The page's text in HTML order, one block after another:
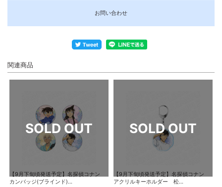
お問い合わせ
関連商品
【9月下旬頃発送予定】名探偵コナン
カンバッジ(ブラインド)...
【9月下旬頃発送予定】名探偵コナン
アクリルキーホルダー 松...